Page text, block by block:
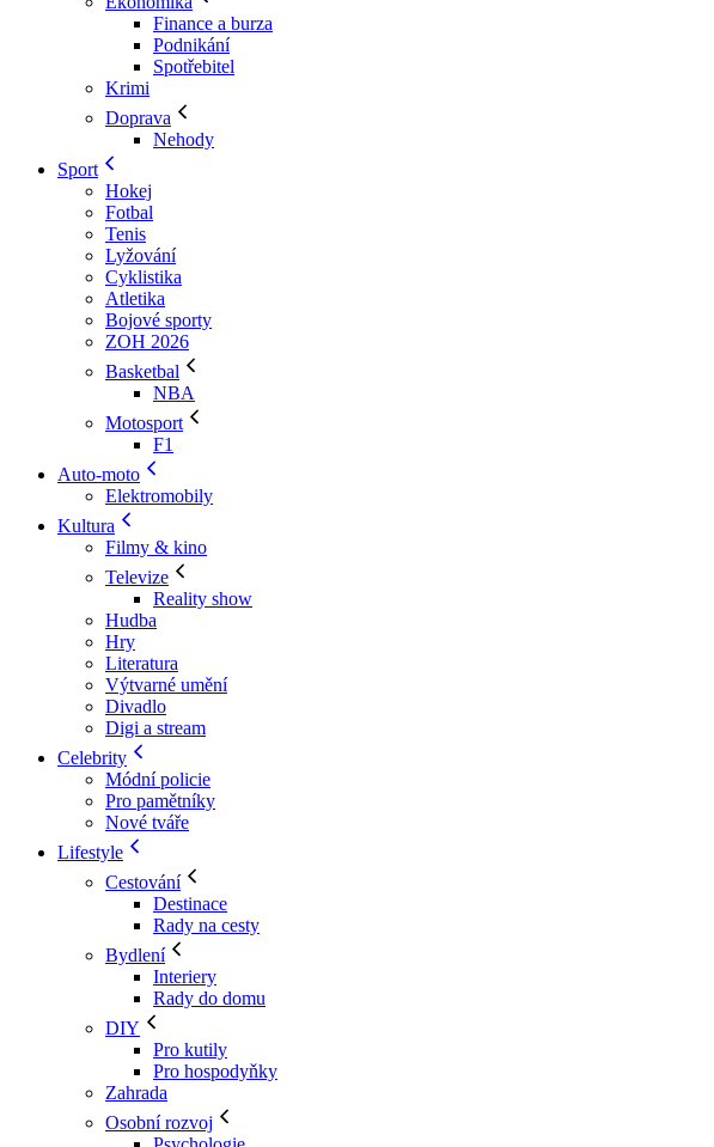
Finance a burza
Podnikání
Spotřebitel
Krimi
Doprava
Nehody
Sport
Hokej
Fotbal
Tenis
Lyžování
Cyklistika
Atletika
Bojové sporty
ZOH 2026
Basketbal
NBA
Motosport
F1
Auto-moto
Elektromobily
Kultura
Filmy & kino
Televize
Reality show
Hudba
Hry
Literatura
Výtvarné umění
Divadlo
Digi a stream
Celebrity
Módní policie
Pro pamětníky
Nové tváře
Lifestyle
Cestování
Destinace
Rady na cesty
Bydlení
Interiery
Rady do domu
DIY
Pro kutily
Pro hospodyňky
Zahrada
Osobní rozvoj